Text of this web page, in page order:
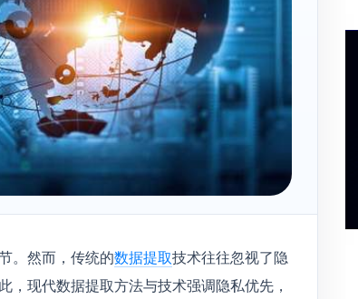
。然而，传统的数据提取技术往往忽视了隐
现代数据提取方法与技术强调隐私优先，